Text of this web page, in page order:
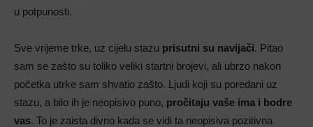
u potpunosti.
Sve vrijeme trke, uz cijelu stazu prisutni su navijači. Pitao
sam se zašto su toliko veliki startni brojevi, ali ubrzo nakon
početka utrke sam shvatio zašto. Ljudi koji su poredani uz
stazu, a bilo ih je neopisivo puno, pročitaju vaše ima i bodre
vas. To je zaista divno kada se vidi ta neopisiva pozitivna